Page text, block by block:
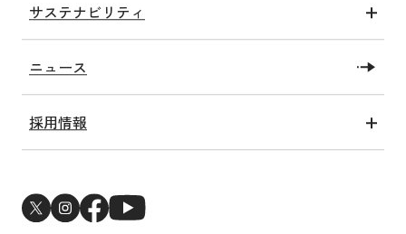
子ども未来アクト
障がい福祉アクト
沿革
私たちの施設
社会福祉法人洛和福祉会
サステナビリティ
トップコミットメント
SDGsへの取り組み
洛和会健康経営宣言
ESGへの取り組み
ニュース
採用情報
新卒採用
医師・研修医採用